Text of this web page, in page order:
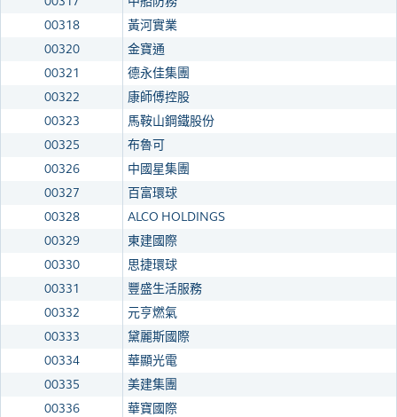
00318
黃河實業
00320
金寶通
00321
德永佳集團
00322
康師傅控股
00323
馬鞍山鋼鐵股份
00325
布魯可
00326
中國星集團
00327
百富環球
00328
ALCO HOLDINGS
00329
東建國際
00330
思捷環球
00331
豐盛生活服務
00332
元亨燃氣
00333
黛麗斯國際
00334
華顯光電
00335
美建集團
00336
華寶國際